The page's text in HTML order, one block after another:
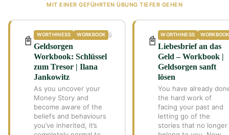
MIT EINER GEFÜHRTEN ÜBUNG TIEFER GEHEN
📓 WORTHINESS WORKBOOK
Geldsorgen
Workbook: Schlüssel
zum Tresor | Ilana
Jankowitz
As you uncover your
Money Story and
become aware of the
beliefs and behaviours
you’ve inherited, it’s
🔒 📓 WORTHINESS
Liebesbrief an das
Geld – Workbook |
Geldsorgen sanft
lösen
You have already
the hard work of
facing your past and
letting go of the
stories that no longer